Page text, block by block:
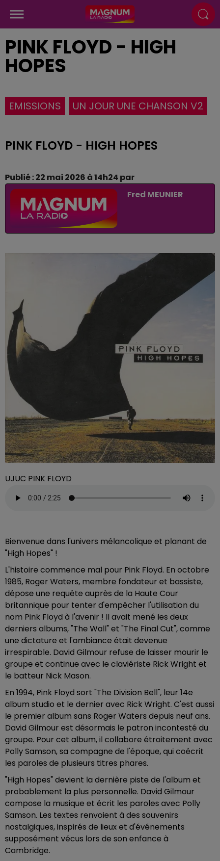
PINK FLOYD - HIGH
HOPES
EMISSIONS UN JOUR UNE CHANSON V2
PINK FLOYD - HIGH HOPES
Publié : 22 mai 2026 à 14h24 par
Fred MEUNIER
UJUC PINK FLOYD
Bienvenue dans l'univers mélancolique et planant de
"High Hopes" !
L'histoire commence mal pour Pink Floyd. En octobre
1985, Roger Waters, membre fondateur et bassiste,
dépose une requête auprès de la Haute Cour
britannique pour tenter d'empêcher l'utilisation du
nom Pink Floyd à l'avenir ! Il avait mené les deux
derniers albums, "The Wall" et "The Final Cut", comme
une dictature et l'ambiance était devenue
irrespirable. David Gilmour refuse de laisser mourir le
groupe et continue avec le claviériste Rick Wright et
le batteur Nick Mason.
En 1994, Pink Floyd sort "The Division Bell", leur 14e
album studio et le dernier avec Rick Wright. C'est aussi
le premier album sans Roger Waters depuis neuf ans.
David Gilmour est désormais le patron incontesté du
groupe. Pour cet album, il collabore étroitement avec
Polly Samson, sa compagne de l'époque, qui coécrit
les paroles de plusieurs titres phares.
"High Hopes" devient la dernière piste de l'album et
probablement la plus personnelle. David Gilmour
compose la musique et écrit les paroles avec Polly
Samson. Les textes renvoient à des souvenirs
nostalgiques, inspirés de lieux et d'événements
supposément vécus lors de son enfance à
Cambridge.